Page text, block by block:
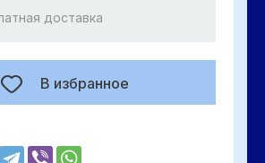
В избранное
доставка